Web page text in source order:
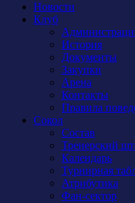
Новости
Клуб
История
Документы
Закупки
Арена
Контакты
Правила
Сокол
Состав
Тренерский
Календарь
Турнирная
Атрибутика
Фан-сектор